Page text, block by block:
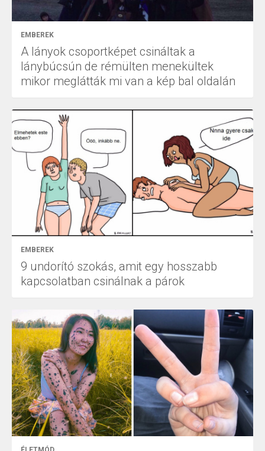
EMBEREK
A lányok csoportképet csináltak a
lánybúcsún de rémülten menekültek
mikor meglátták mi van a kép bal oldalán
EMBEREK
9 undorító szokás, amit egy hosszabb
kapcsolatban csinálnak a párok